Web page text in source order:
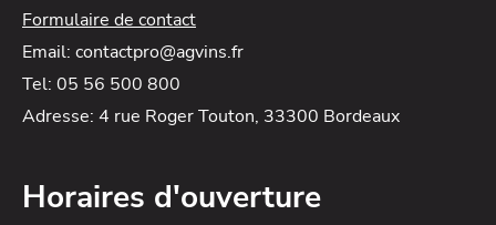
Formulaire de contact
Email: contactpro@agvins.fr
Tel: 05 56 500 800
Adresse: 4 rue Roger Touton, 33300 Bordeaux
Horaires d'ouverture